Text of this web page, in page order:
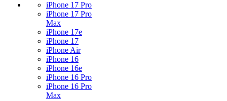
iPhone 17 Pro
iPhone 17 Pro
Max
iPhone 17e
iPhone 17
iPhone Air
iPhone 16
iPhone 16e
iPhone 16 Pro
iPhone 16 Pro
Max